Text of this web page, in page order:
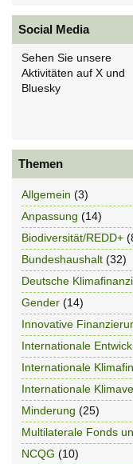
Social Media
Sehen Sie unsere
Aktivitäten auf X und
Bluesky
Themen
Allgemein (3)
Anpassung (14)
Biodiversität/REDD+
Bundeshaushalt (32)
Deutsche
Gender (14)
Innovative
Internationale
Internationale
Internationale
Minderung (25)
Multilaterale Fonds
NCQG (10)